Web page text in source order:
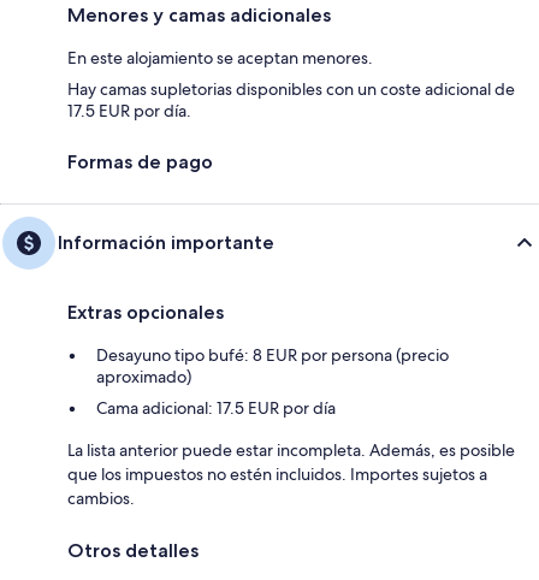
Menores y camas adicionales
En este alojamiento se aceptan menores.
Hay camas supletorias disponibles con un coste adicional de
17.5 EUR por día.
Formas de pago
Información importante
Extras opcionales
Desayuno tipo bufé: 8 EUR por persona (precio
aproximado)
Cama adicional: 17.5 EUR por día
La lista anterior puede estar incompleta. Además, es posible
que los impuestos no estén incluidos. Importes sujetos a
cambios.
Otros detalles